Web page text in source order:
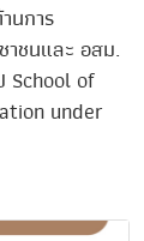
นการ
าชนและ อสม.
School of
under